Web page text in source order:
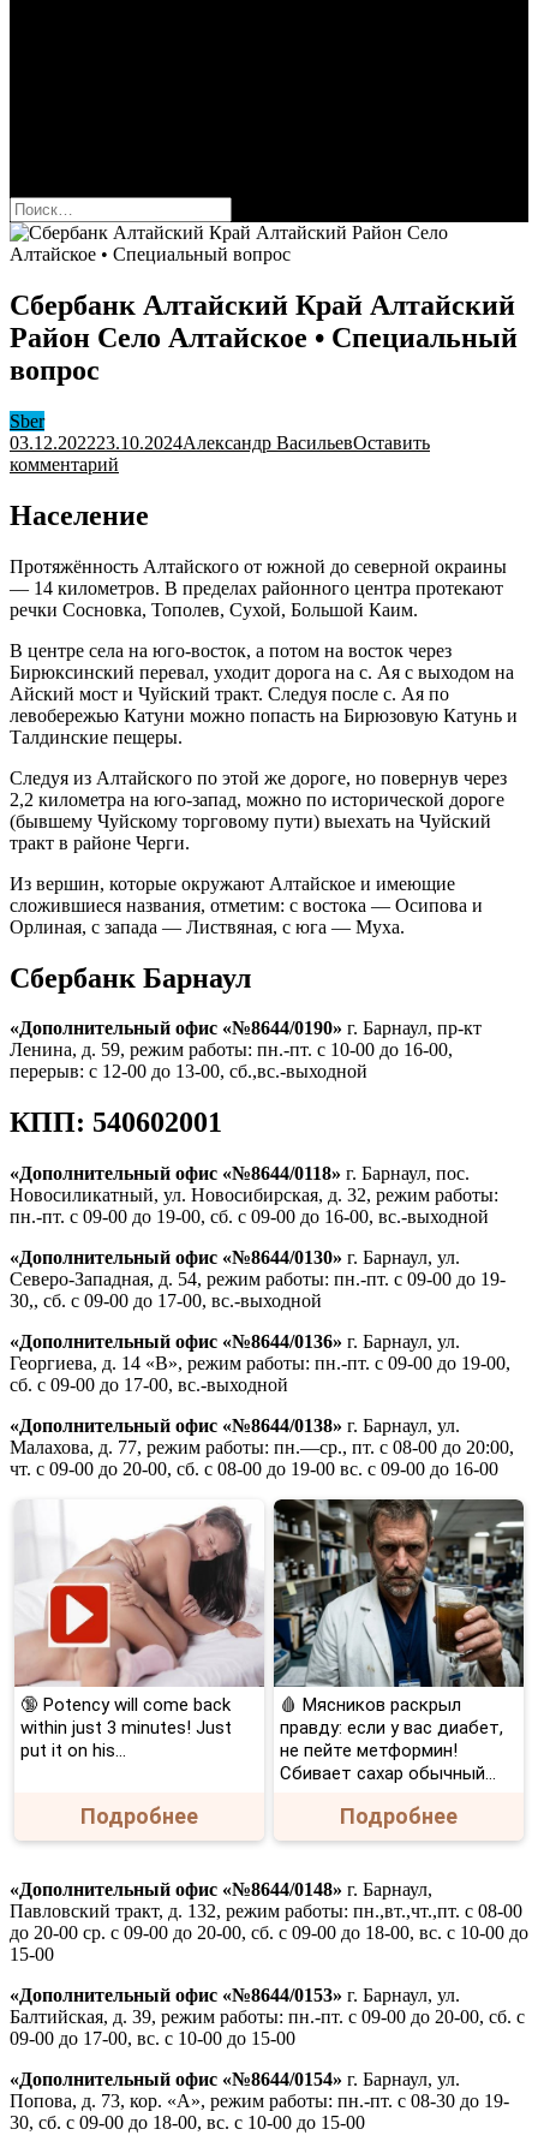
Найти:
Сбербанк Алтайский Край Алтайский
Район Село Алтайское • Специальный
вопрос
Sber
03.12.202223.10.2024Александр ВасильевОставить
комментарий
Край
Район
Село
Алтайское
Специальный
вопрос
Население
Протяжённость Алтайского от южной до северной окраины
— 14 километров. В пределах районного центра протекают
речки Сосновка, Тополев, Сухой, Большой Каим.
В центре села на юго-восток, а потом на восток через
Бирюксинский перевал, уходит дорога на с. Ая с выходом на
Айский мост и Чуйский тракт. Следуя после с. Ая по
левобережью Катуни можно попасть на Бирюзовую Катунь и
Талдинские пещеры.
Следуя из Алтайского по этой же дороге, но повернув через
2,2 километра на юго-запад, можно по исторической дороге
(бывшему Чуйскому торговому пути) выехать на Чуйский
тракт в районе Черги.
Из вершин, которые окружают Алтайское и имеющие
сложившиеся названия, отметим: с востока — Осипова и
Орлиная, с запада — Листвяная, с юга — Муха.
Сбербанк Барнаул
«Дополнительный офис «№8644/0190» г. Барнаул, пр-кт
Ленина, д. 59, режим работы: пн.-пт. с 10-00 до 16-00,
перерыв: с 12-00 до 13-00, сб.,вс.-выходной
КПП: 540602001
«Дополнительный офис «№8644/0118» г. Барнаул, пос.
Новосиликатный, ул. Новосибирская, д. 32, режим работы:
пн.-пт. с 09-00 до 19-00, сб. с 09-00 до 16-00, вс.-выходной
«Дополнительный офис «№8644/0130» г. Барнаул, ул.
Северо-Западная, д. 54, режим работы: пн.-пт. с 09-00 до 19-
30,, сб. с 09-00 до 17-00, вс.-выходной
«Дополнительный офис «№8644/0136» г. Барнаул, ул.
Георгиева, д. 14 «В», режим работы: пн.-пт. с 09-00 до 19-00,
сб. с 09-00 до 17-00, вс.-выходной
«Дополнительный офис «№8644/0138» г. Барнаул, ул.
Малахова, д. 77, режим работы: пн.—ср., пт. с 08-00 до 20:00,
чт. с 09-00 до 20-00, сб. с 08-00 до 19-00 вс. с 09-00 до 16-00
🔞 Potency will come back
within just 3 minutes! Just
put it on his…
Подробнее
🩸 Мясников раскрыл
правду: если у вас диабет,
не пейте метформин!
Сбивает сахар обычный...
Подробнее
«Дополнительный офис «№8644/0148» г. Барнаул,
Павловский тракт, д. 132, режим работы: пн.,вт.,чт.,пт. с 08-00
до 20-00 ср. с 09-00 до 20-00, сб. с 09-00 до 18-00, вс. с 10-00 до
15-00
«Дополнительный офис «№8644/0153» г. Барнаул, ул.
Балтийская, д. 39, режим работы: пн.-пт. с 09-00 до 20-00, сб. с
09-00 до 17-00, вс. с 10-00 до 15-00
«Дополнительный офис «№8644/0154» г. Барнаул, ул.
Попова, д. 73, кор. «А», режим работы: пн.-пт. с 08-30 до 19-
30, сб. с 09-00 до 18-00, вс. с 10-00 до 15-00